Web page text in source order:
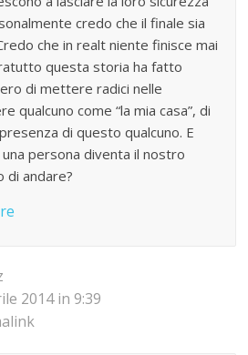
credo che il finale sia
che in realt niente finisce mai
questa storia ha fatto
di mettere radici nelle
qualcuno come “la mia casa”, di
di questo qualcuno. E
persona diventa il nostro
di andare?
2014 in 9:39